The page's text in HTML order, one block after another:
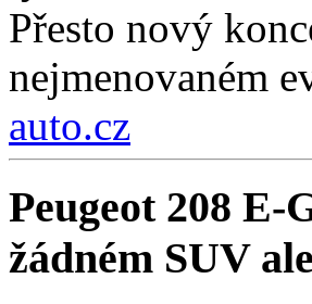
Přesto nový
nejmenovaném
auto.cz
Peugeot 208
žádném SUV